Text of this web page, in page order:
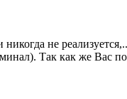
не
Так как же Вас